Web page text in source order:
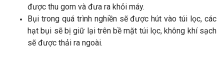
được thu gom và đưa ra khỏi máy.
Bụi trong quá trình nghiền sẽ được hút vào túi lọc, các
hạt bụi sẽ bị giữ lại trên bề mặt túi lọc, không khí sạch
sẽ được thải ra ngoài.